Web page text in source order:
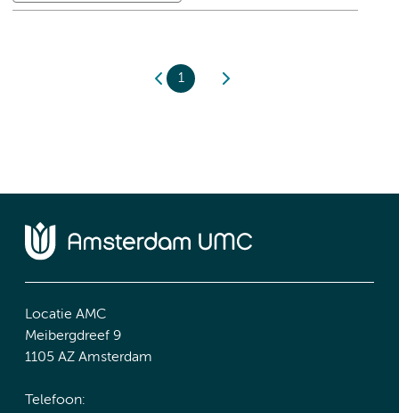
1
Locatie AMC
Meibergdreef 9
1105 AZ Amsterdam
Telefoon: